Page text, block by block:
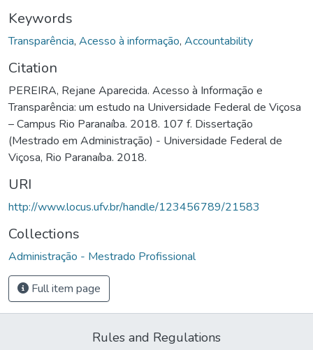
Keywords
Transparência, Acesso à informação, Accountability
Citation
PEREIRA, Rejane Aparecida. Acesso à Informação e
Transparência: um estudo na Universidade Federal de Viçosa
– Campus Rio Paranaíba. 2018. 107 f. Dissertação
(Mestrado em Administração) - Universidade Federal de
Viçosa, Rio Paranaíba. 2018.
URI
http://www.locus.ufv.br/handle/123456789/21583
Collections
Administração - Mestrado Profissional
Full item page
Rules and Regulations